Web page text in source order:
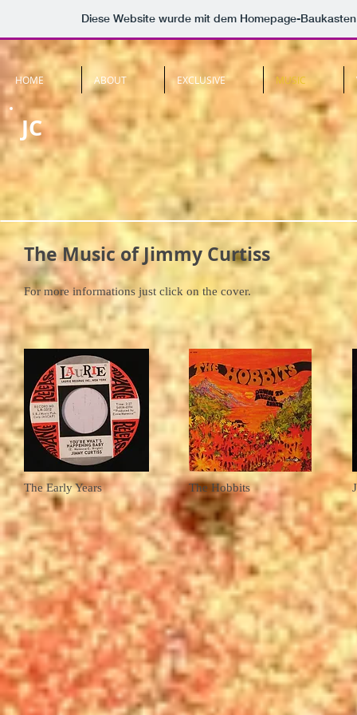
Diese Website wurde mit dem Homepage-
HOME ABOUT EXCLUSIVE MUSIC
JC
The Music of Jimmy Curtiss
For more informations just click on the cover.
The Early Years The Hobbits